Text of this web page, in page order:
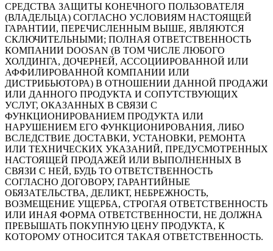
СРЕДСТВА ЗАЩИТЫ КОНЕЧНОГО ПОЛЬЗОВАТЕЛЯ
(ВЛАДЕЛЬЦА) СОГЛАСНО УСЛОВИЯМ НАСТОЯЩЕЙ
ГАРАНТИИ, ПЕРЕЧИСЛЕННЫМ ВЫШЕ, ЯВЛЯЮТСЯ
СКЛЮЧИТЕЛЬНЫМИ; ПОЛНАЯ ОТВЕТСТВЕННОСТЬ
КОМПАНИИ DOOSAN (В ТОМ ЧИСЛЕ ЛЮБОГО
ХОЛДИНГА, ДОЧЕРНЕЙ, АССОЦИИРОВАННОЙ ИЛИ
АФФИЛИРОВАННОЙ КОМПАНИИ ИЛИ
ДИСТРИБЬЮТОРА) В ОТНОШЕНИИ ДАННОЙ ПРОДАЖИ
ИЛИ ДАННОГО ПРОДУКТА И СОПУТСТВУЮЩИХ
УСЛУГ, ОКАЗАННЫХ В СВЯЗИ С
ФУНКЦИОНИРОВАНИЕМ ПРОДУКТА ИЛИ
НАРУШЕНИЕМ ЕГО ФУНКЦИОНИРОВАНИЯ, ЛИБО
ВСЛЕДСТВИЕ ДОСТАВКИ, УСТАНОВКИ, РЕМОНТА
ИЛИ ТЕХНИЧЕСКИХ УКАЗАНИЙ, ПРЕДУСМОТРЕННЫХ
НАСТОЯЩЕЙ ПРОДАЖЕЙ ИЛИ ВЫПОЛНЕННЫХ В
СВЯЗИ С НЕЙ, БУДЬ ТО ОТВЕТСТВЕННОСТЬ
СОГЛАСНО ДОГОВОРУ, ГАРАНТИЙНЫЕ
ОБЯЗАТЕЛЬСТВА, ДЕЛИКТ, НЕБРЕЖНОСТЬ,
ВОЗМЕЩЕНИЕ УЩЕРБА, СТРОГАЯ ОТВЕТСТВЕННОСТЬ
ИЛИ ИНАЯ ФОРМА ОТВЕТСТВЕННОСТИ, НЕ ДОЛЖНА
ПРЕВЫШАТЬ ПОКУПНУЮ ЦЕНУ ПРОДУКТА, К
КОТОРОМУ ОТНОСИТСЯ ТАКАЯ ОТВЕТСТВЕННОСТЬ.